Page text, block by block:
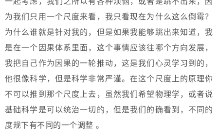
为我们只用一个尺度来看，我只看现在为什么这么倒霉？
为什么谁就是针对我的，但是如果我能够跳出来知道，我
是在一个因果体系里面，这个事情应该往哪个方向发展，
我把自己作为因果的一轮推动，这是我们心灵学习到的，
他很像科学，但是科学非常严谨。在这个尺度上的原理你
不可以推到那个尺度上去，虽然我们希望物理学，或者说
基础科学是可以统治一切的，但是我们的确看到，不同的
度规下有不同的一个调整 。